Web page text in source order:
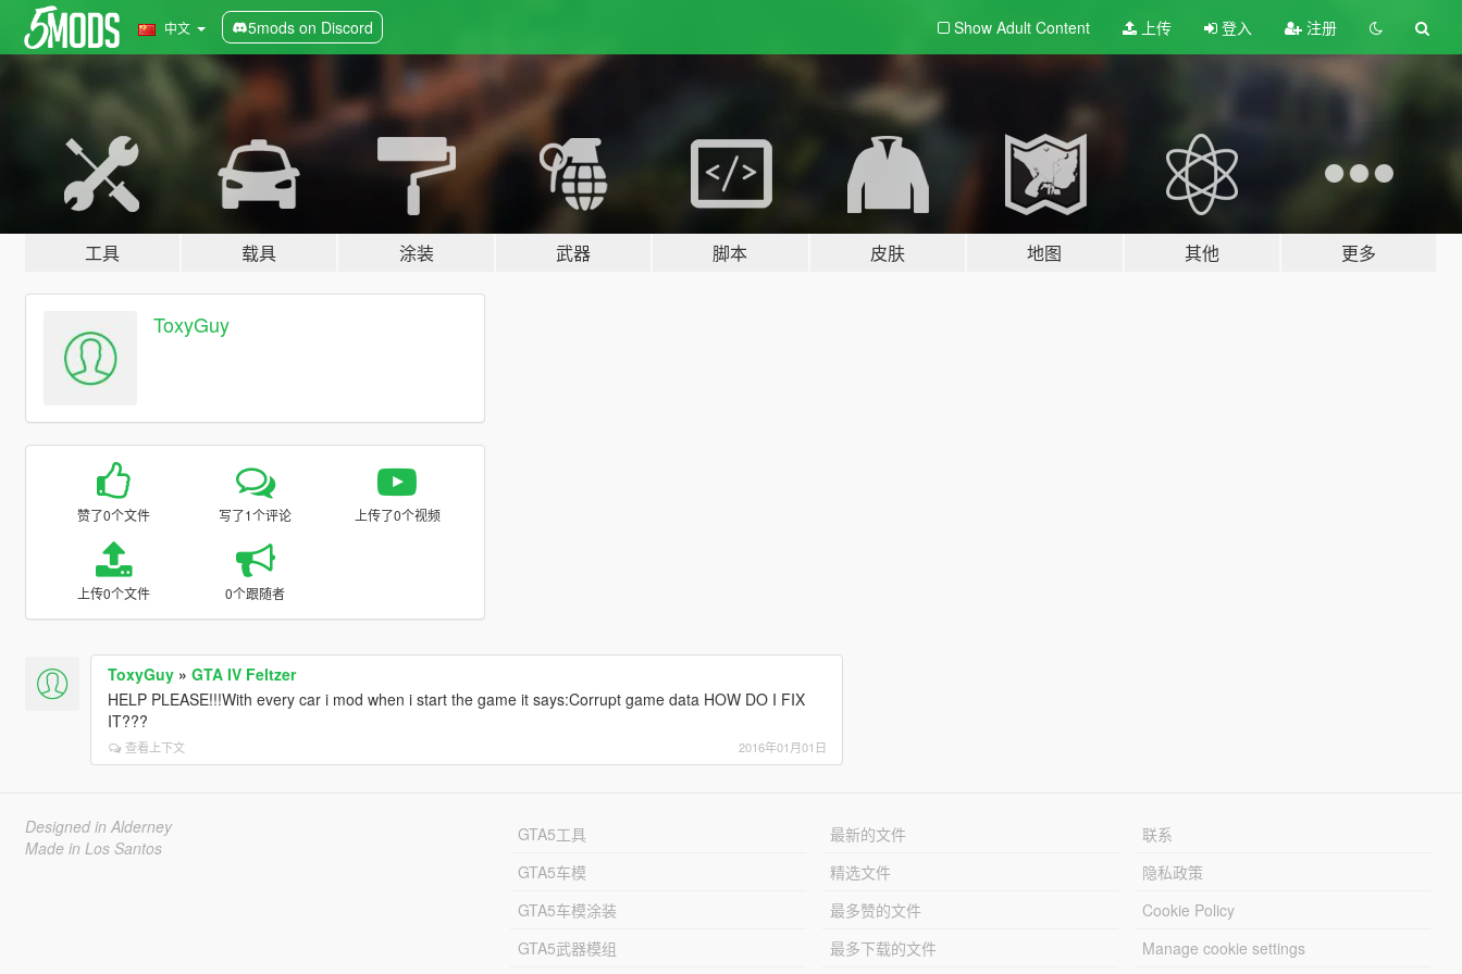
中文 5mods on Discord Show Adult Content 上传 登入 注册
工具 载具 涂装 武器 脚本 皮肤 地图 其他 更多
ToxyGuy
赞了0个文件 写了1个评论 上传了0个视频
上传0个文件 0个跟随者
ToxyGuy» GTA IV Feltzer
HELP PLEASE!!!With every car i mod when i start the game it says:Corrupt game data HOW DO I FIX
IT???
查看上下文 2016年01月01日
Designed in Alderney
Made in Los Santos
GTA5工具
GTA5车模
GTA5车模涂装
GTA5武器模组
最新的文件
精选文件
最多赞的文件
最多下载的文件
联系
隐私政策
Cookie Policy
Manage cookie settings